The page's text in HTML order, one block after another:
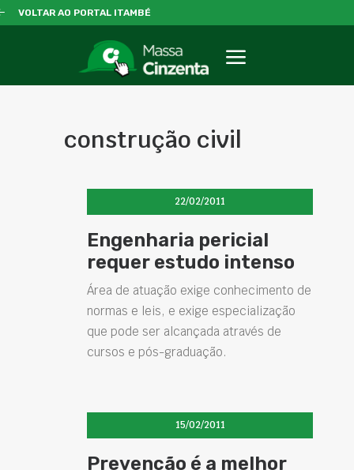
VOLTAR AO PORTAL ITAMBÉ
construção civil
22/02/2011
Engenharia pericial
requer estudo intenso
Área de atuação exige conhecimento de
normas e leis, e exige especialização
que pode ser alcançada através de
cursos e pós-graduação.
15/02/2011
Prevenção é a melhor